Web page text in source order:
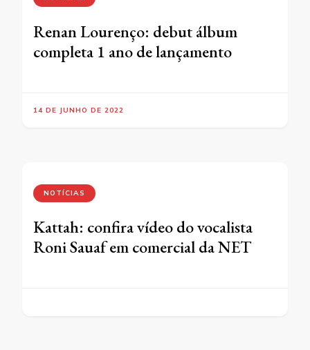
Renan Lourenço: debut álbum
completa 1 ano de lançamento
14 DE JUNHO DE 2022
NOTÍCIAS
Kattah: confira vídeo do vocalista
Roni Sauaf em comercial da NET